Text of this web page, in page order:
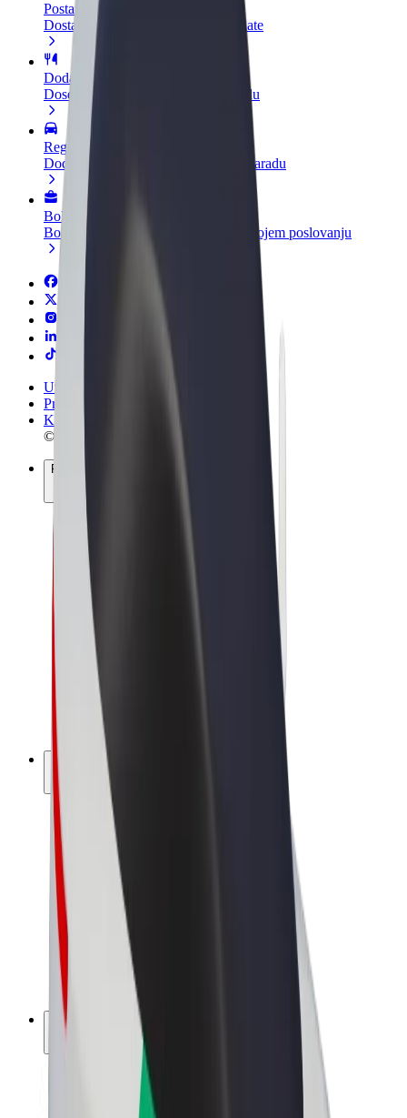
Postani dostavljač
Dostavljaj hranu i primaj tjedne isplate
Dodaj restoran ili trgovinu
Dosegni više kupaca i povećaj zaradu
Registriraj se kao vlasnik flote
Dodaj svoju flotu na Bolt i povećaj zaradu
Bolt for Business
Bolt proizvodi i usluge prilagođeni tvojem poslovanju
Uvjeti i odredbe
Privatnost
Kolačići
© 2026 Bolt Technology OÜ
Proizvodi
Vožnje
Romobili
Bolt Market
Bolt Food
Bolt Drive
Bolt for Business
Električni bicikli
Bolt Plus
Zarađuj uz Bolt
Vozači
Zarada vozača
Dostavljači
Zarada dostavljača
Bolt Food trgovci
Tvrtka
O platformi Bolt